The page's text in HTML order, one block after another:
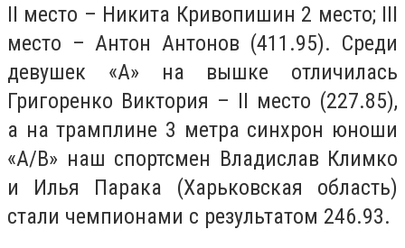
II место – Никита Кривопишин 2 место; III
место – Антон Антонов (411.95). Среди
девушек «А» на вышке отличилась
Григоренко Виктория – II место (227.85),
а на трамплине 3 метра синхрон юноши
«А/В» наш спортсмен Владислав Климко
и Илья Парака (Харьковская область)
стали чемпионами с результатом 246.93.